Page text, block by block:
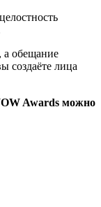
а обещание
создаёте лица
Awards можно